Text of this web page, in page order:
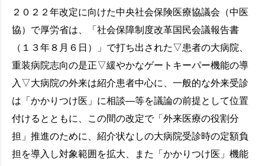
２０２２年改定に向けた中央社会保険医療協議会（中医
協）で厚労省は、「社会保障制度改革国民会議報告書
（１３年８月６日）」で打ち出された▽患者の大病院、
重装病院志向の是正▽緩やかなゲートキーパー機能の導
入▽大病院の外来は紹介患者中心に、一般的な外来受診
は「かかりつけ医」に相談―等を議論の前提として位置
付けるとともに、この間の改定で「外来医療の役割分
担」推進のために、紹介状なしの大病院受診時の定額負
担を導入し対象範囲を拡大、また「かかりつけ医」機能